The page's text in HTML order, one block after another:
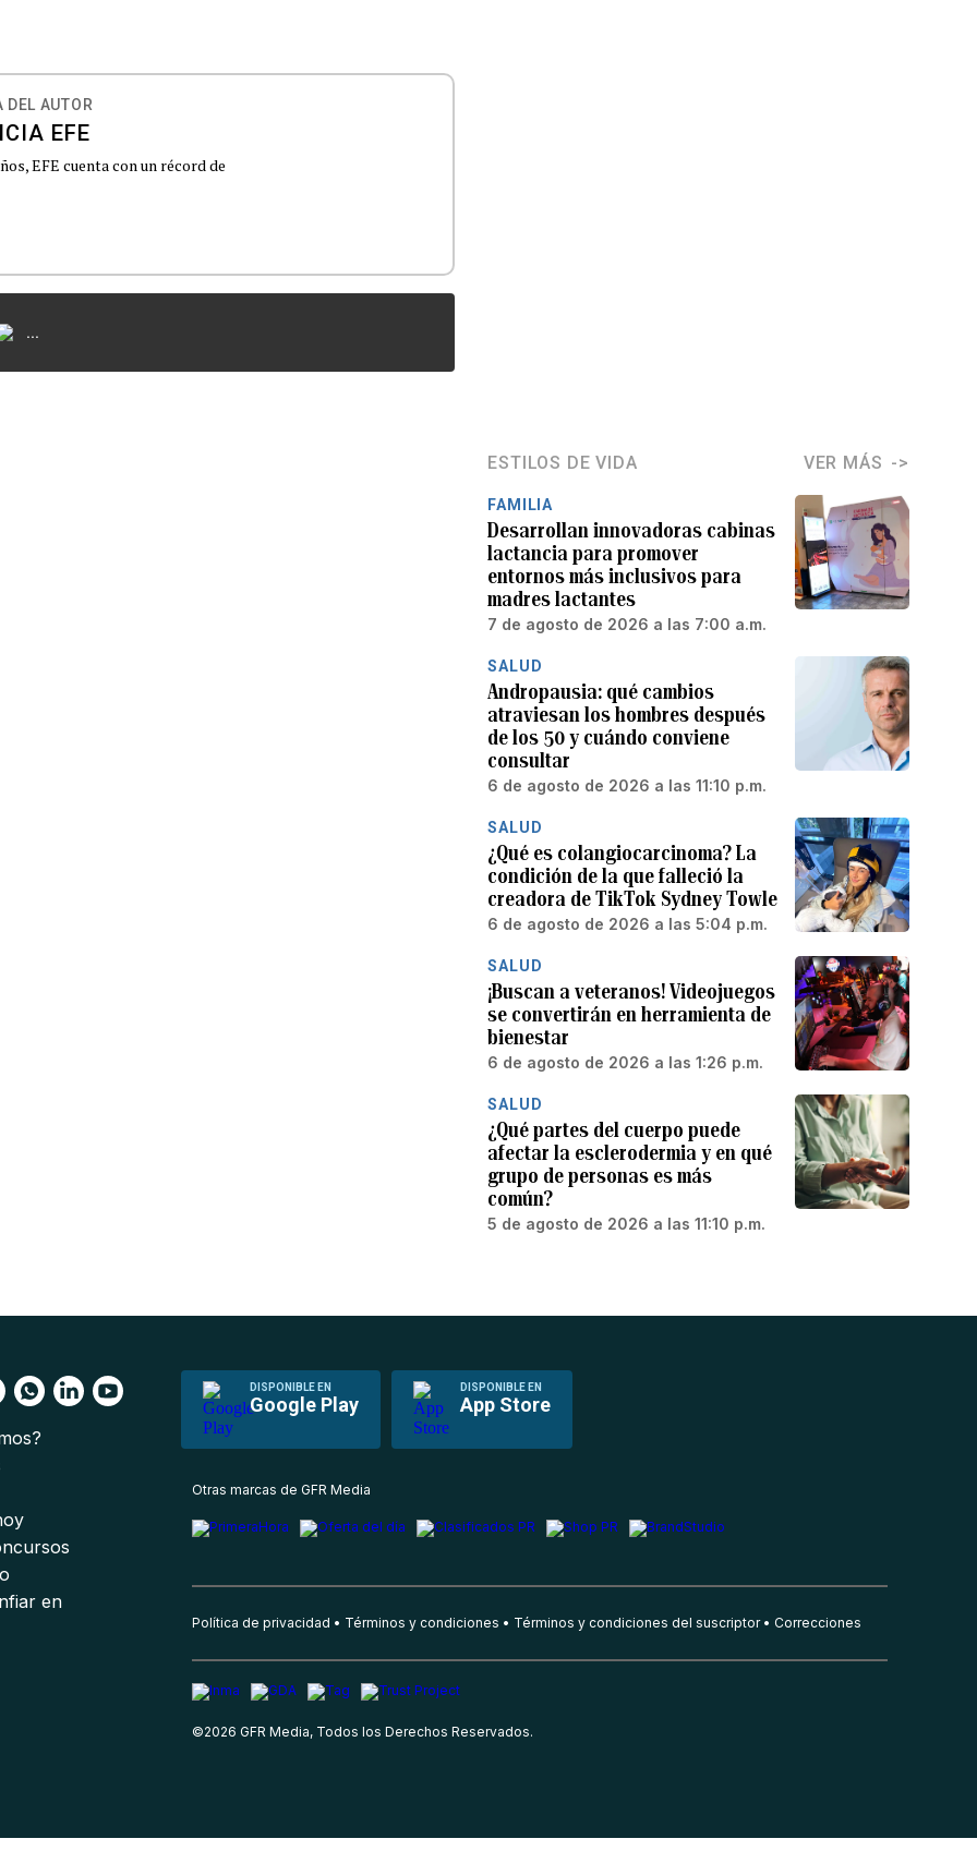
DEL AUTOR
EFE
EFE cuenta con un récord de
...
ESTILOS DE VIDA VER MÁS
FAMILIA
Desarrollan innovadoras cabinas
lactancia para promover
entornos más inclusivos para
madres lactantes
7 de agosto de 2026 a las 7:00 a.m.
SALUD
Andropausia: qué cambios
atraviesan los hombres después
de los 50 y cuándo conviene
consultar
6 de agosto de 2026 a las 11:10 p.m.
SALUD
¿Qué es colangiocarcinoma? La
condición de la que falleció la
creadora de TikTok Sydney Towle
6 de agosto de 2026 a las 5:04 p.m.
SALUD
¡Buscan a veteranos! Videojuegos
se convertirán en herramienta de
bienestar
6 de agosto de 2026 a las 1:26 p.m.
SALUD
¿Qué partes del cuerpo puede
afectar la esclerodermia y en qué
grupo de personas es más
común?
5 de agosto de 2026 a las 11:10 p.m.
DISPONIBLE EN
Google Play
DISPONIBLE EN
App Store
en
Otras marcas de GFR Media
Política de privacidad Términos y condiciones Términos y condiciones del suscriptor Correcciones
©2026 GFR Media, Todos los Derechos Reservados.